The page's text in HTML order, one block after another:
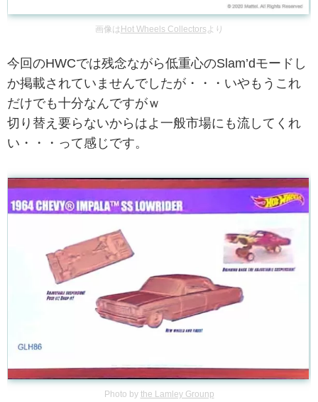
画像は Hot Wheels Collectors より
今回のHWCでは残念ながら低重心のSlam’dモードし
か掲載されていませんでしたが・・・いやもうこれ
だけでも十分なんですがｗ
切り替え要らないからはよ一般市場にも流してくれ
い・・・って感じです。
Photo by the Lamley Grounp